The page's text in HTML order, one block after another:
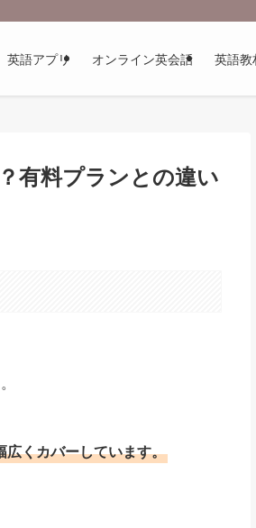
英語アプリ オンライン英会話 英語教
有料プランとの違い
広くカバーしています。